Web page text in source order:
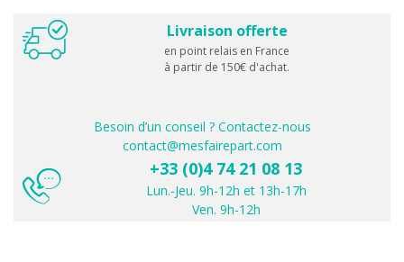
Livraison offerte
en point relais en France
à partir de 150€ d'achat.
Besoin d’un conseil ? Contactez-nous
contact@mesfairepart.com
+33 (0)4 74 21 08 13
Lun.-Jeu. 9h-12h et 13h-17h
Ven. 9h-12h